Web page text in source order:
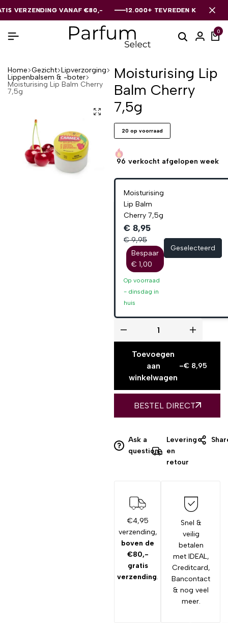
VANAF €80,- 12.000+ TEVREDEN KLANTEN
VANAF €80,- 12.000+ TEVREDEN KLANTEN
VANAF €80,- 12.000+ TEVREDEN KLANTEN
0
Home Gezicht Lipverzorging
Lippenbalsem & -boter
Moisturising Lip Balm Cherry
7,5g
Moisturising Lip
Balm Cherry
7,5g
20 op voorraad
96 verkocht afgelopen week
Moisturising
Lip Balm
Cherry 7,5g
€ 8,95
€ 9,95
Bespaar
€ 1,00
Op voorraad
- dinsdag in
huis
Geselecteerd
Toevoegen
aan
winkelwagen
-€ 8,95
BESTEL DIRECT
Ask a
question
Levering
en
retour
€4,95
verzending,
boven de
€80,-
gratis
verzending.
Snel &
veilig
betalen
met IDEAL,
Creditcard,
Bancontact
& nog veel
meer.